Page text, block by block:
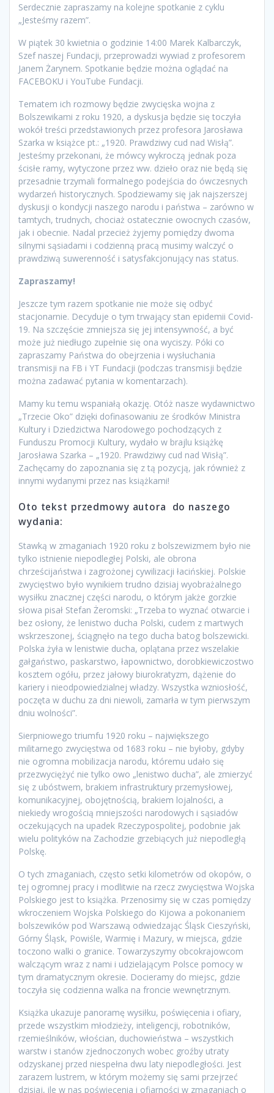
Serdecznie zapraszamy na kolejne spotkanie z cyklu
„Jesteśmy razem”.
W piątek 30 kwietnia o godzinie 14:00 Marek Kalbarczyk,
Szef naszej Fundacji, przeprowadzi wywiad z profesorem
Janem Żarynem. Spotkanie będzie można oglądać na
FACEBOKU i YouTube Fundacji.
Tematem ich rozmowy będzie zwycięska wojna z
Bolszewikami z roku 1920, a dyskusja będzie się toczyła
wokół treści przedstawionych przez profesora Jarosława
Szarka w książce pt.: „1920. Prawdziwy cud nad Wisłą”.
Jesteśmy przekonani, że mówcy wykroczą jednak poza
ścisłe ramy, wytyczone przez ww. dzieło oraz nie będą się
przesadnie trzymali formalnego podejścia do ówczesnych
wydarzeń historycznych. Spodziewamy się jak najszerszej
dyskusji o kondycji naszego narodu i państwa – zarówno w
tamtych, trudnych, chociaż ostatecznie owocnych czasów,
jak i obecnie. Nadal przecież żyjemy pomiędzy dwoma
silnymi sąsiadami i codzienną pracą musimy walczyć o
prawdziwą suwerenność i satysfakcjonujący nas status.
Zapraszamy!
Jeszcze tym razem spotkanie nie może się odbyć
stacjonarnie. Decyduje o tym trwający stan epidemii Covid-
19. Na szczęście zmniejsza się jej intensywność, a być
może już niedługo zupełnie się ona wyciszy. Póki co
zapraszamy Państwa do obejrzenia i wysłuchania
transmisji na FB i YT Fundacji (podczas transmisji będzie
można zadawać pytania w komentarzach).
Mamy ku temu wspaniałą okazję. Otóż nasze wydawnictwo
„Trzecie Oko” dzięki dofinasowaniu ze środków Ministra
Kultury i Dziedzictwa Narodowego pochodzących z
Funduszu Promocji Kultury, wydało w brajlu książkę
Jarosława Szarka – „1920. Prawdziwy cud nad Wisłą”.
Zachęcamy do zapoznania się z tą pozycją, jak również z
innymi wydanymi przez nas książkami!
Oto tekst przedmowy autora do naszego
wydania:
Stawką w zmaganiach 1920 roku z bolszewizmem było nie
tylko istnienie niepodległej Polski, ale obrona
chrześcijaństwa i zagrożonej cywilizacji łacińskiej. Polskie
zwycięstwo było wynikiem trudno dzisiaj wyobrażalnego
wysiłku znacznej części narodu, o którym jakże gorzkie
słowa pisał Stefan Żeromski: „Trzeba to wyznać otwarcie i
bez osłony, że lenistwo ducha Polski, cudem z martwych
wskrzeszonej, ściągnęło na tego ducha batog bolszewicki.
Polska żyła w lenistwie ducha, oplątana przez wszelakie
gałgaństwo, paskarstwo, łapownictwo, dorobkiewiczostwo
kosztem ogółu, przez jałowy biurokratyzm, dążenie do
kariery i nieodpowiedzialnej władzy. Wszystka wzniosłość,
poczęta w duchu za dni niewoli, zamarła w tym pierwszym
dniu wolności”.
Sierpniowego triumfu 1920 roku – największego
militarnego zwycięstwa od 1683 roku – nie byłoby, gdyby
nie ogromna mobilizacja narodu, któremu udało się
przezwyciężyć nie tylko owo „lenistwo ducha”, ale zmierzyć
się z ubóstwem, brakiem infrastruktury przemysłowej,
komunikacyjnej, obojętnością, brakiem lojalności, a
niekiedy wrogością mniejszości narodowych i sąsiadów
oczekujących na upadek Rzeczypospolitej, podobnie jak
wielu polityków na Zachodzie grzebiących już niepodległą
Polskę.
O tych zmaganiach, często setki kilometrów od okopów, o
tej ogromnej pracy i modlitwie na rzecz zwycięstwa Wojska
Polskiego jest to książka. Przenosimy się w czas pomiędzy
wkroczeniem Wojska Polskiego do Kijowa a pokonaniem
bolszewików pod Warszawą odwiedzając Śląsk Cieszyński,
Górny Śląsk, Powiśle, Warmię i Mazury, w miejsca, gdzie
toczono walki o granice. Towarzyszymy obcokrajowcom
walczącym wraz z nami i udzielającym Polsce pomocy w
tym dramatycznym okresie. Docieramy do miejsc, gdzie
toczyła się codzienna walka na froncie wewnętrznym.
Książka ukazuje panoramę wysiłku, poświęcenia i ofiary,
przede wszystkim młodzieży, inteligencji, robotników,
rzemieślników, włościan, duchowieństwa – wszystkich
warstw i stanów zjednoczonych wobec groźby utraty
odzyskanej przed niespełna dwu laty niepodległości. Jest
zarazem lustrem, w którym możemy się sami przejrzeć
dzisiaj, ile w nas poświęcenia i ofiarności w zmaganiach o